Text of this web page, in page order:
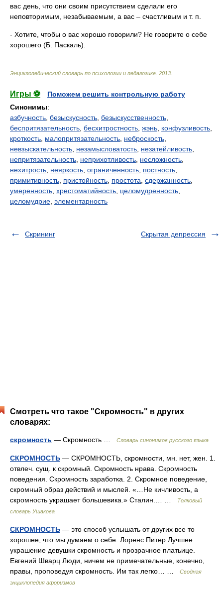
вас день, что они своим присутствием сделали его
неповторимым, незабываемым, а вас – счастливым и т. п.
- Хотите, чтобы о вас хорошо говорили? Не говорите о себе
хорошего (Б. Паскаль).
Энциклопедический словарь по психологии и педагогике 2013
Игры ⚽
Поможем решить контрольную работу
Синонимы:
азбучность безыскусность безыскусственность
беспритязательность бесхитростность жэнь конфузливость
кроткость малопритязательность неброскость
невзыскательность незамысловатость незатейливость
непритязательность неприхотливость несложность
нехитрость неяркость ограниченность постность
примитивность пристойность простота сдержанность
умеренность хрестоматийность целомудренность
целомудрие элементарность
Скрининг Скрытая депрессия
Смотреть что такое "Скромность" в других
словарях:
скромность — Скромность … Словарь синонимов русского языка
СКРОМНОСТЬ — СКРОМНОСТЬ, скромности, мн. нет, жен. 1.
отвлеч. сущ. к скромный. Скромность нрава. Скромность
поведения. Скромность заработка. 2. Скромное поведение,
скромный образ действий и мыслей. «…Не кичливость, а
скромность украшает большевика.» Сталин.… …
Толковый
словарь Ушакова
СКРОМНОСТЬ — это способ услышать от других все то
хорошее, что мы думаем о себе. Лоренс Питер Лучшее
украшение девушки скромность и прозрачное платьице.
Евгений Шварц Люди, ничем не примечательные, конечно,
правы, проповедуя скромность. Им так легко… …
Сводная
энциклопедия афоризмов